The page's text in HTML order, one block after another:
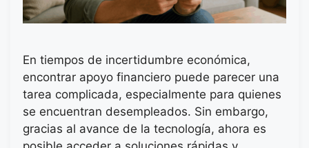
En tiempos de incertidumbre económica,
encontrar apoyo financiero puede parecer una
tarea complicada, especialmente para quienes
se encuentran desempleados. Sin embargo,
gracias al avance de la tecnología, ahora es